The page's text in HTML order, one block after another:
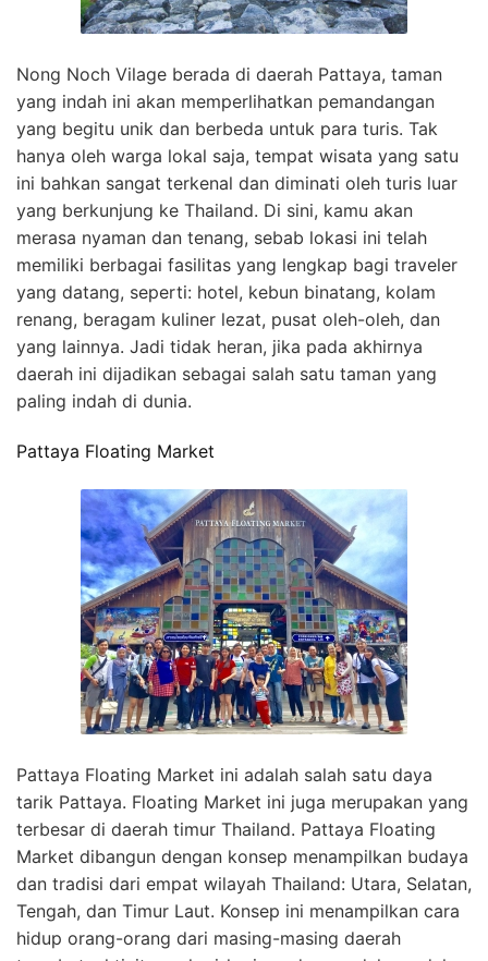
Nong Noch Vilage berada di daerah Pattaya, taman
yang indah ini akan memperlihatkan pemandangan
yang begitu unik dan berbeda untuk para turis. Tak
hanya oleh warga lokal saja, tempat wisata yang satu
ini bahkan sangat terkenal dan diminati oleh turis luar
yang berkunjung ke Thailand. Di sini, kamu akan
merasa nyaman dan tenang, sebab lokasi ini telah
memiliki berbagai fasilitas yang lengkap bagi traveler
yang datang, seperti: hotel, kebun binatang, kolam
renang, beragam kuliner lezat, pusat oleh-oleh, dan
yang lainnya. Jadi tidak heran, jika pada akhirnya
daerah ini dijadikan sebagai salah satu taman yang
paling indah di dunia.
Pattaya Floating Market
Pattaya Floating Market ini adalah salah satu daya
tarik Pattaya. Floating Market ini juga merupakan yang
terbesar di daerah timur Thailand. Pattaya Floating
Market dibangun dengan konsep menampilkan budaya
dan tradisi dari empat wilayah Thailand: Utara, Selatan,
Tengah, dan Timur Laut. Konsep ini menampilkan cara
hidup orang-orang dari masing-masing daerah